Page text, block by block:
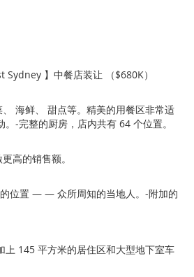
】中餐店装让 （$680K）
海鲜、 甜点等。精美的用餐区非常适
-完整的厨房，店内共有 64 个位置。
高的销售额。
位置 — — 众所周知的当地人。-附加的
上 145 平方米的居住区和大型地下室车